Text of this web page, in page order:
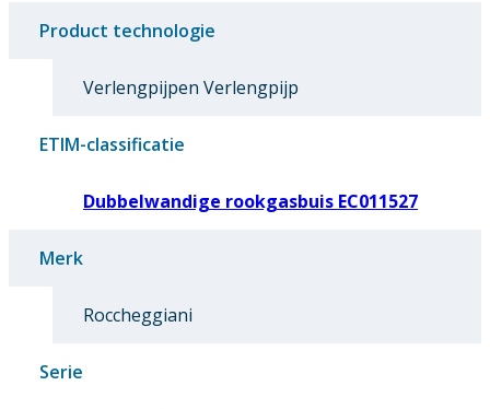
Product technologie
Verlengpijpen Verlengpijp
ETIM-classificatie
Dubbelwandige rookgasbuis EC011527
Merk
Roccheggiani
Serie